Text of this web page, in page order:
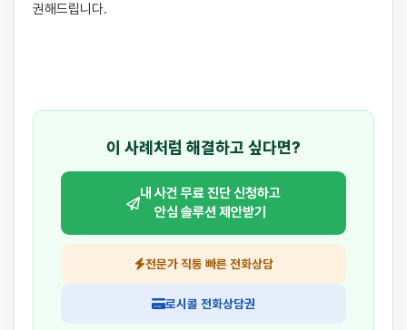
권해드립니다.
이 사례처럼 해결하고 싶다면?
내 사건 무료 진단 신청하고
안심 솔루션 제안받기
전문가 직통 빠른 전화상담
로시콜 전화상담권